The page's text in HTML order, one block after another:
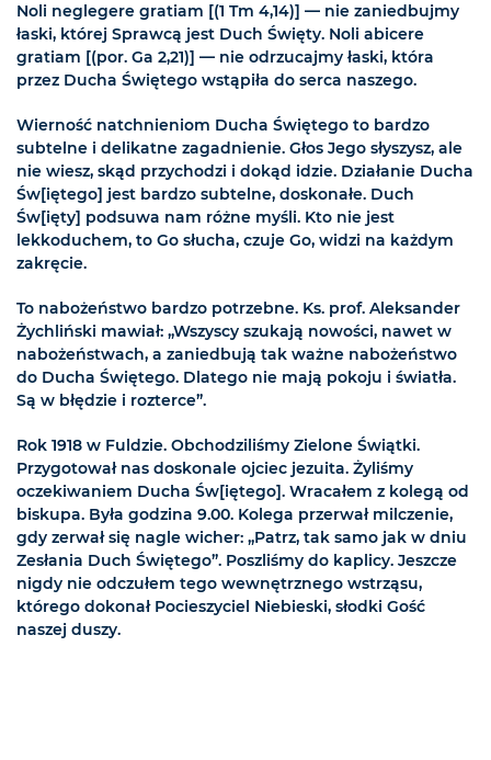
Noli neglegere gratiam [(1 Tm 4,14)] — nie zaniedbujmy
łaski, której Sprawcą jest Duch Święty. Noli abicere
gratiam [(por. Ga 2,21)] — nie odrzucajmy łaski, która
przez Ducha Świętego wstąpiła do serca naszego.
Wierność natchnieniom Ducha Świętego to bardzo
subtelne i delikatne zagadnienie. Głos Jego słyszysz, ale
nie wiesz, skąd przychodzi i dokąd idzie. Działanie Ducha
Św[iętego] jest bardzo subtelne, doskonałe. Duch
Św[ięty] podsuwa nam różne myśli. Kto nie jest
lekkoduchem, to Go słucha, czuje Go, widzi na każdym
zakręcie.
To nabożeństwo bardzo potrzebne. Ks. prof. Aleksander
Żychliński mawiał: „Wszyscy szukają nowości, nawet w
nabożeństwach, a zaniedbują tak ważne nabożeństwo
do Ducha Świętego. Dlatego nie mają pokoju i światła.
Są w błędzie i rozterce”.
Rok 1918 w Fuldzie. Obchodziliśmy Zielone Świątki.
Przygotował nas doskonale ojciec jezuita. Żyliśmy
oczekiwaniem Ducha Św[iętego]. Wracałem z kolegą od
biskupa. Była godzina 9.00. Kolega przerwał milczenie,
gdy zerwał się nagle wicher: „Patrz, tak samo jak w dniu
Zesłania Duch Świętego”. Poszliśmy do kaplicy. Jeszcze
nigdy nie odczułem tego wewnętrznego wstrząsu,
którego dokonał Pocieszyciel Niebieski, słodki Gość
naszej duszy.